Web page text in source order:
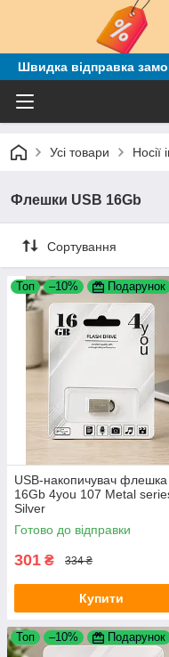
Швидка відправка
Усі товари Носії
Флешки USB 16Gb
Сортування
Топ –10% Подарунок
USB-накопичувач
16Gb 4you 107 Metal
Silver
Готово до відправки
301 ₴ 334 ₴
Купити
Топ –10% Подарунок